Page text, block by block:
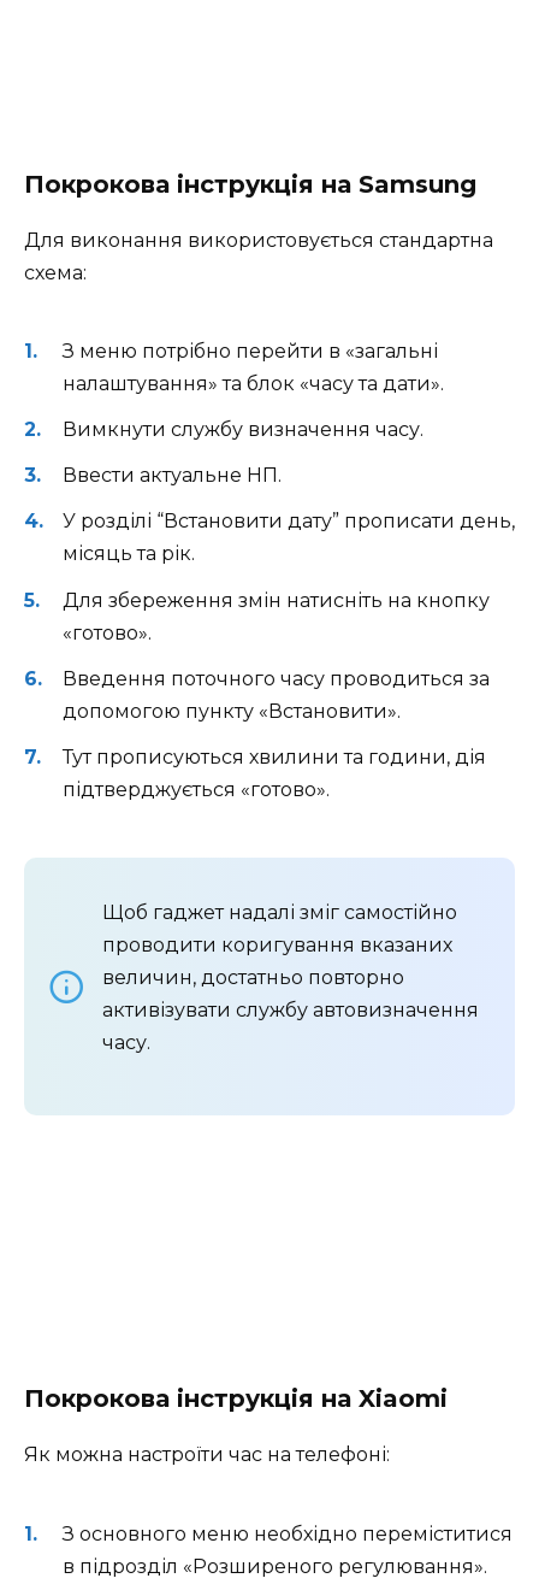
Покрокова інструкція на Samsung
Для виконання використовується стандартна
схема:
З меню потрібно перейти в «загальні
налаштування» та блок «часу та дати».
Вимкнути службу визначення часу.
Ввести актуальне НП.
У розділі “Встановити дату” прописати день,
місяць та рік.
Для збереження змін натисніть на кнопку
«готово».
Введення поточного часу проводиться за
допомогою пункту «Встановити».
Тут прописуються хвилини та години, дія
підтверджується «готово».
Щоб гаджет надалі зміг самостійно
проводити коригування вказаних
величин, достатньо повторно
активізувати службу автовизначення
часу.
Покрокова інструкція на Xiaomi
Як можна настроїти час на телефоні:
З основного меню необхідно переміститися
в підрозділ «Розширеного регулювання».